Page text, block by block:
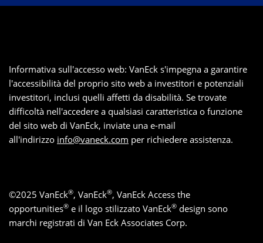
Informativa sull'accesso web: VanEck s'impegna a garantire
l'accessibilità del proprio sito web a investitori e potenziali
investitori, inclusi quelli affetti da disabilità. Se trovate
difficoltà nell'accedere a qualsiasi caratteristica o funzione
del sito web di VanEck, inviate una e-mail
all'indirizzo info@vaneck.com per richiedere assistenza.
©2025 VanEck®, VanEck®, VanEck Access the
opportunities® e il logo stilizzato VanEck® design sono
marchi registrati di Van Eck Associates Corp.